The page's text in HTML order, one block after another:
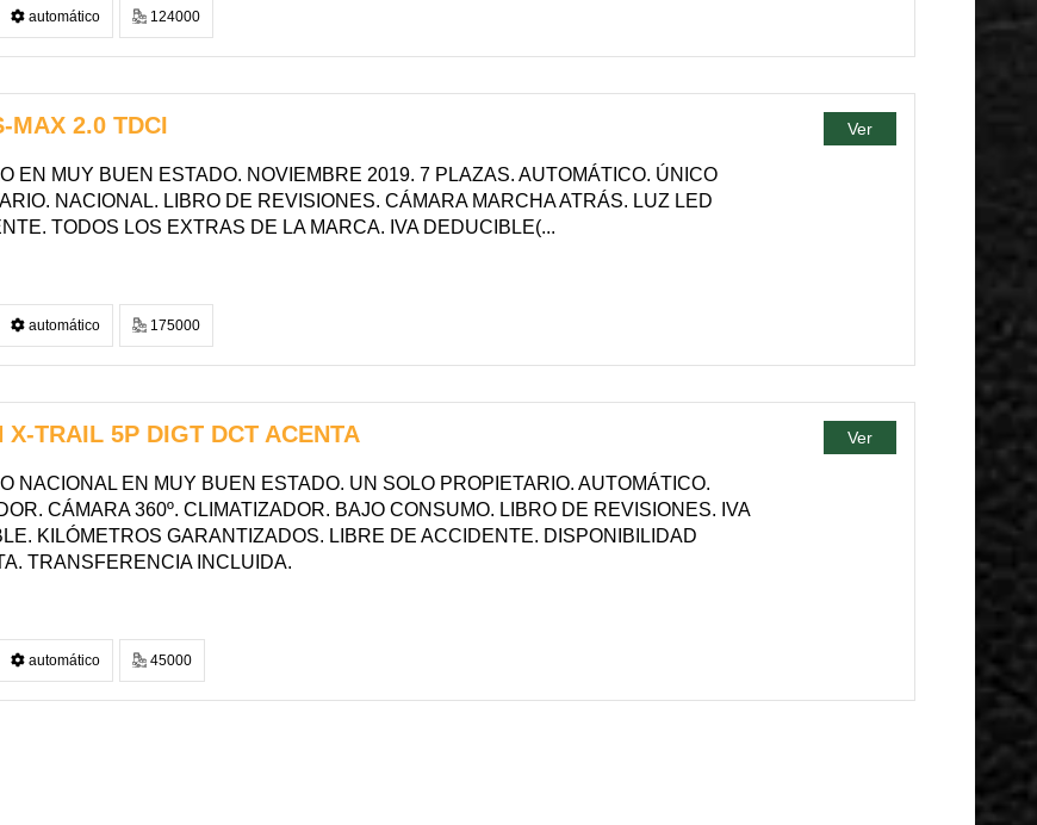
automático 124000
MAX 2.0 TDCI
EN MUY BUEN ESTADO. NOVIEMBRE 2019. 7 PLAZAS. AUTOMÁTICO. ÚNICO
NACIONAL. LIBRO DE REVISIONES. CÁMARA MARCHA ATRÁS. LUZ LED
TODOS LOS EXTRAS DE LA MARCA. IVA DEDUCIBLE(...
Ver
automático 175000
X-TRAIL 5P DIGT DCT ACENTA
NACIONAL EN MUY BUEN ESTADO. UN SOLO PROPIETARIO. AUTOMÁTICO.
CÁMARA 360º. CLIMATIZADOR. BAJO CONSUMO. LIBRO DE REVISIONES. IVA
KILÓMETROS GARANTIZADOS. LIBRE DE ACCIDENTE. DISPONIBILIDAD
TRANSFERENCIA INCLUIDA.
Ver
automático 45000